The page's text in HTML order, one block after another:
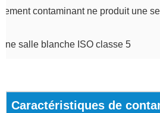
contaminant ne produit une
salle blanche ISO classe 5
Caractéristiques de